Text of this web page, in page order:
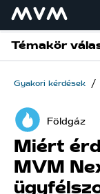
Témakör
Gyakori kérdések /
Földgáz
Miért
MVM